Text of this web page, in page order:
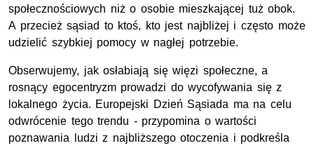
społecznościowych niż o osobie mieszkającej tuż obok.
A przecież sąsiad to ktoś, kto jest najbliżej i często może
udzielić szybkiej pomocy w nagłej potrzebie.
Obserwujemy, jak osłabiają się więzi społeczne, a
rosnący egocentryzm prowadzi do wycofywania się z
lokalnego życia. Europejski Dzień Sąsiada ma na celu
odwrócenie tego trendu - przypomina o wartości
poznawania ludzi z najbliższego otoczenia i podkreśla